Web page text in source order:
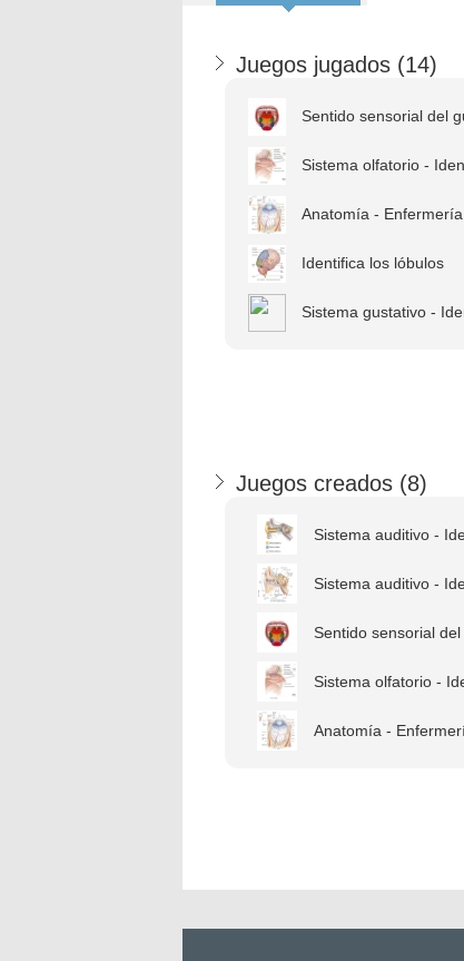
Juegos jugados (14)
Sentido sensorial del
Sistema olfatorio -
Anatomía -
Identifica los lóbulos
Sistema gustativo -
Juegos creados (8)
Sistema auditivo -
Sistema auditivo -
Sentido sensorial del
Sistema olfatorio -
Anatomía -